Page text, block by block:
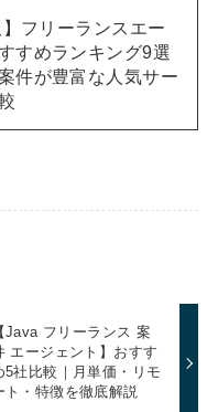
】フリーランスエー
すめランキング9選
件が豊富な人気サー
【Java フリーランス 案
エージェント】おすす
5社比較｜月単価・リモ
ト・特徴を徹底解説